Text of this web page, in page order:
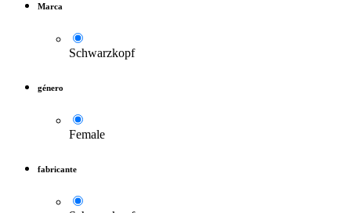
Marca
Schwarzkopf
género
Female
fabricante